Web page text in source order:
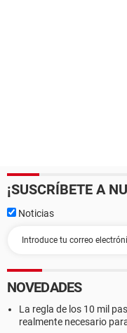
¡SUSCRÍBETE A
Noticias
NOVEDADES
La regla de los 10 mil
realmente necesario